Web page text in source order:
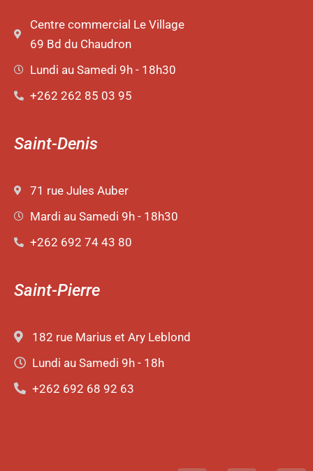
Centre commercial Le Village
69 Bd du Chaudron
Lundi au Samedi 9h - 18h30
+262 262 85 03 95
Saint-Denis
71 rue Jules Auber
Mardi au Samedi 9h - 18h30
+262 692 74 43 80
Saint-Pierre
182 rue Marius et Ary Leblond
Lundi au Samedi 9h - 18h
+262 692 68 92 63